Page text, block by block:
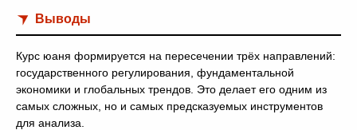
Выводы
Курс юаня формируется на пересечении трёх направлений:
государственного регулирования, фундаментальной
экономики и глобальных трендов. Это делает его одним из
самых сложных, но и самых предсказуемых инструментов
для анализа.